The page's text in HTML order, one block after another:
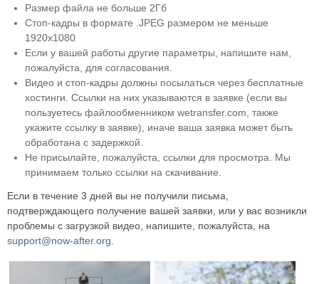
Размер файла не больше 2Гб
Стоп-кадры в формате .JPEG размером не меньше
1920х1080
Если у вашей работы другие параметры, напишите нам,
пожалуйста, для согласования.
Видео и стоп-кадры должны посылаться через бесплатные
хостинги. Ссылки на них указываются в заявке (если вы
пользуетесь файлообменником wetransfer.com, также
укажите ссылку в заявке), иначе ваша заявка может быть
обработана с задержкой.
Не присылайте, пожалуйста, ссылки для просмотра. Мы
принимаем только ссылки на скачивание.
Если в течение 3 дней вы не получили письма,
подтверждающего получение вашей заявки, или у вас возникли
проблемы с загрузкой видео, напишите, пожалуйста, на
support@now-after.org